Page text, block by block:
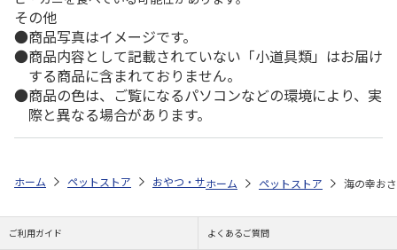
その他
商品写真はイメージです。
商品内容として記載されていない「小道具類」はお届け
する商品に含まれておりません。
商品の色は、ご覧になるパソコンなどの環境により、実
際と異なる場合があります。
ホーム ペットストア おやつ・サプリ おやつ（猫用） 藤沢商事
ホーム ペットストア 海の幸お
ご利用ガイド よくあるご質問